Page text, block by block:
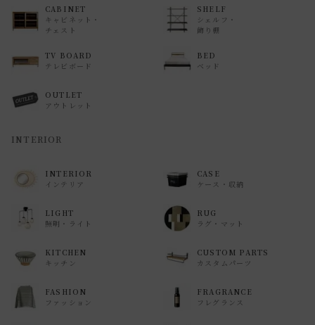
CABINET
キャビネット・
チェスト
SHELF
シェルフ・
飾り棚
TV BOARD
テレビボード
BED
ベッド
OUTLET
アウトレット
INTERIOR
INTERIOR
インテリア
CASE
ケース・収納
LIGHT
照明・ライト
RUG
ラグ・マット
KITCHEN
キッチン
CUSTOM PARTS
カスタムパーツ
FASHION
ファッション
FRAGRANCE
フレグランス